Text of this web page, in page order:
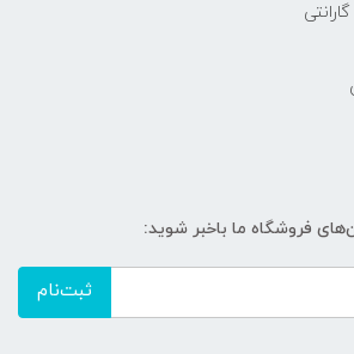
فروشگاه ما باخبر شوید:
ثبت‌نام